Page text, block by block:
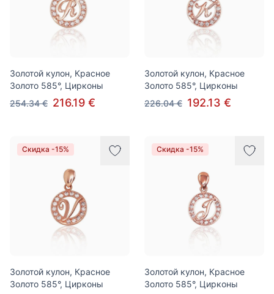
Золотой кулон, Красное
Золото 585°, Цирконы
254.34 € 216.19 €
Золотой кулон, Красное
Золото 585°, Цирконы
226.04 € 192.13 €
Скидка -15%
Золотой кулон, Красное
Золото 585°, Цирконы
Скидка -15%
Золотой кулон, Красное
Золото 585°, Цирконы